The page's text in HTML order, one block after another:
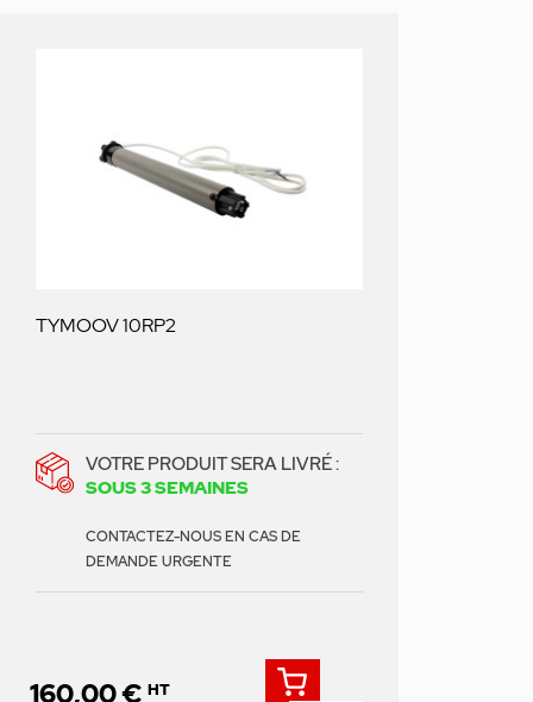
TYMOOV 10RP2
VOTRE PRODUIT SERA LIVRÉ :
SOUS 3 SEMAINES
CONTACTEZ-NOUS EN CAS DE
DEMANDE URGENTE
160,00 € HT